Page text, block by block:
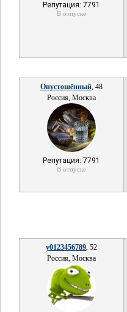
Репутация: 7791
В отпуске
Опустошённый, 48
Россия, Москва
Репутация: 7791
В отпуске
y0123456789, 52
Россия, Москва